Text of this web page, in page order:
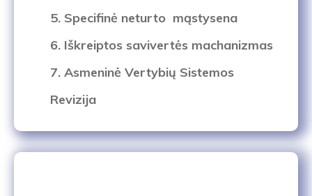
5. Specifinė neturto mąstysena
6. Iškreiptos savivertės machanizmas
7. Asmeninė Vertybių Sistemos
Revizija